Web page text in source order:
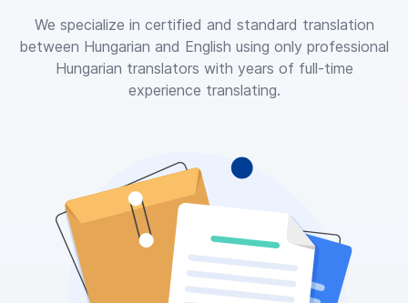
We specialize in certified and standard translation
between Hungarian and English using only professional
Hungarian translators with years of full-time
experience translating.